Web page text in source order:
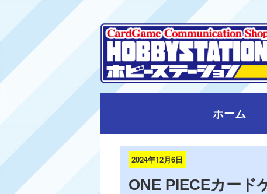
ホーム
2024年12月6日
ONE PIECEカード